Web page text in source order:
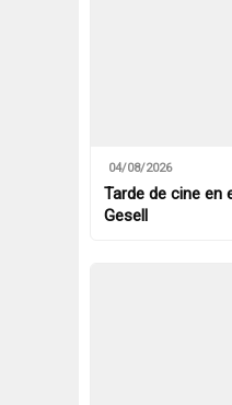
04/08/2026
Tarde de cine en
Gesell